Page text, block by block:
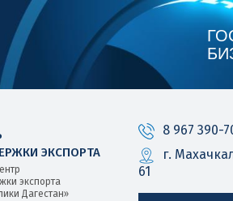
ЭКСПОРТА
экспорта
Дагестан»
8 967 390-
г.
61